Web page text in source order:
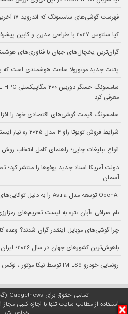
فهرست گوشی‌های سامسونگ که اندروید ۱۷ آخرین آپدیت بزرگ آن‌ها خواهد بود
کیا سلتوس ۲۰۲۷ با طراحی مدرن و کابین پیشرفته برای بازار چین معرفی شد
گران‌ترین یخچال‌های جهان با فناوری‌های
پتنت جدید موتورولا ساعت هوشمندی است که
معرفی کرد
سامسونگ قیمت گوشی‌های اقتصادی خود را
شرایط فروش تویوتا راو ۴ مدل ۲۰۲۵ ره نیاز ایستا – مرداد ۱۴۰۵
انواع تبلیغات چاپی؛ راهنمای کامل انتخاب
دولت آمریکا اسناد جدید یوفوها را منتشر کرد؛
آسمان
OpenAI توسعه مدل Astra را به دلیل توانایی‌های سایبری خطرناک متوقف کرد
نام صرافی «آبان‌ تتر» به لیست تحریم‌های
چرا گوشی‌های موبایل اینقدر گران شدند؟ وعده کاهش ۲۰ درصدی قیمت
باهوش‌ترین کشورهای جهان در سال ۲۰۲۶؛ ایران چندم شد؟
رونمایی خودرو IM LS9 توسط نیکا موتور ، لوکس ترین شاسی بلند EREV در ایران
تمامی حقوق برای Gadgetnews (گجت نیوز) محفوظ است
استفاده از مطالب سایت تنها با اجازه کتبی مجاز